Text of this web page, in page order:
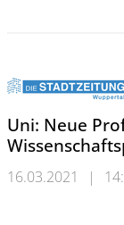
Uni: Neue
16.03.2021 |